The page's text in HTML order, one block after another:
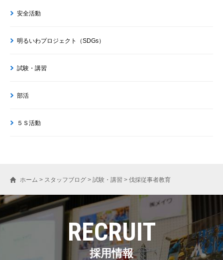
安全活動
明るいわプロジェクト（SDGs）
試験・講習
部活
５Ｓ活動
ホーム > スタッフブログ > 試験・講習 > 伐採従事者教育
RECRUIT
採用情報